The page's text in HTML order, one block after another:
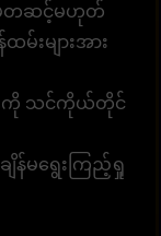
မှတဆင့်မဟုတ်
မ်းများအား
ျားကို သင်ကိုယ်တိုင်
ျိန်မရွေးကြည့်ရှု